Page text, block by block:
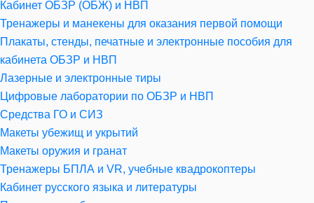
Кабинет ОБЗР (ОБЖ) и НВП
Тренажеры и манекены для оказания первой помощи
Плакаты, стенды, печатные и электронные пособия для
кабинета ОБЗР и НВП
Лазерные и электронные тиры
Цифровые лаборатории по ОБЗР и НВП
Средства ГО и СИЗ
Макеты убежищ и укрытий
Макеты оружия и гранат
Тренажеры БПЛА и VR, учебные квадрокоптеры
Кабинет русского языка и литературы